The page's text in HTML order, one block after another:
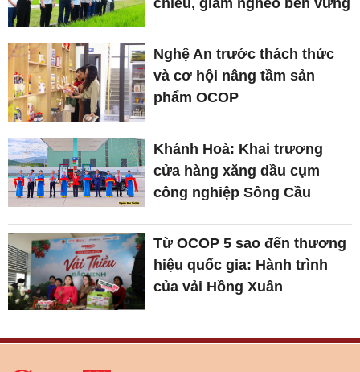
Nghệ An trước thách thức
và cơ hội nâng tầm sản
phẩm OCOP
Khánh Hoà: Khai trương
cửa hàng xăng dầu cụm
công nghiệp Sông Cầu
Từ OCOP 5 sao đến thương
hiệu quốc gia: Hành trình
của vải Hồng Xuân